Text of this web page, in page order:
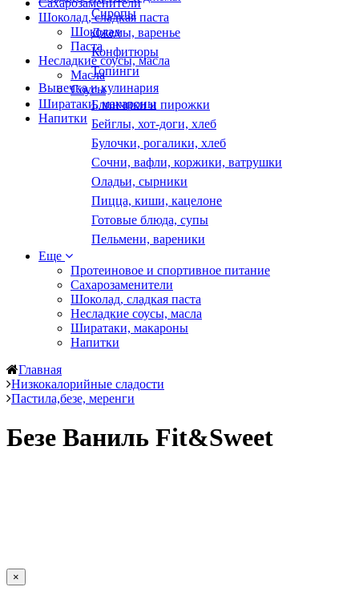
Сахарозаменители
Шоколад, сладкая паста
Шоколад
Паста
Несладкие соусы, масла
Масла
Соусы
Ширатаки, макароны
Напитки
Сиропы
Джемы, варенье
Конфитюры
Топинги
Выпечка и кулинария
Блинчики и пирожки
Бейглы, хот-доги, хлеб
Булочки, рогалики, хлеб
Сочни, вафли, коржики, ватрушки
Оладьи, сырники
Пицца, киши, кацелоне
Готовые блюда, супы
Пельмени, вареники
Еще
Протеиновое и спортивное питание
Сахарозаменители
Шоколад, сладкая паста
Несладкие соусы, масла
Ширатаки, макароны
Напитки
Главная
Низкокалорийные сладости
Пастила,безе, меренги
Безе Ваниль Fit&Sweet
×